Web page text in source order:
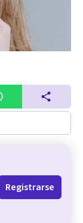
Registrarse